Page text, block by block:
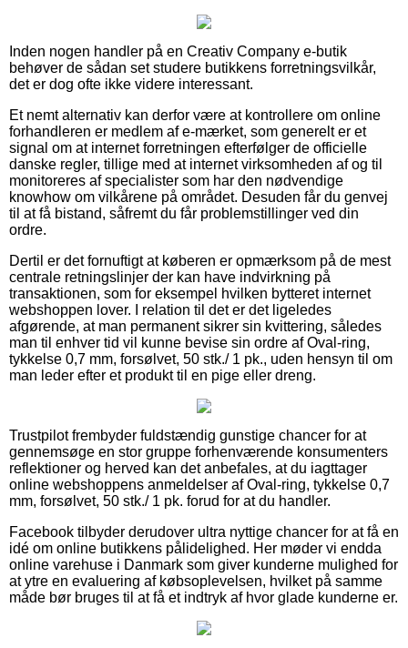
Inden nogen handler på en Creativ Company e-butik
behøver de sådan set studere butikkens forretningsvilkår,
det er dog ofte ikke videre interessant.
Et nemt alternativ kan derfor være at kontrollere om online
forhandleren er medlem af e-mærket, som generelt er et
signal om at internet forretningen efterfølger de officielle
danske regler, tillige med at internet virksomheden af og til
monitoreres af specialister som har den nødvendige
knowhow om vilkårene på området. Desuden får du genvej
til at få bistand, såfremt du får problemstillinger ved din
ordre.
Dertil er det fornuftigt at køberen er opmærksom på de mest
centrale retningslinjer der kan have indvirkning på
transaktionen, som for eksempel hvilken bytteret internet
webshoppen lover. I relation til det er det ligeledes
afgørende, at man permanent sikrer sin kvittering, således
man til enhver tid vil kunne bevise sin ordre af Oval-ring,
tykkelse 0,7 mm, forsølvet, 50 stk./ 1 pk., uden hensyn til om
man leder efter et produkt til en pige eller dreng.
Trustpilot frembyder fuldstændig gunstige chancer for at
gennemsøge en stor gruppe forhenværende konsumenters
reflektioner og herved kan det anbefales, at du iagttager
online webshoppens anmeldelser af Oval-ring, tykkelse 0,7
mm, forsølvet, 50 stk./ 1 pk. forud for at du handler.
Facebook tilbyder derudover ultra nyttige chancer for at få en
idé om online butikkens pålidelighed. Her møder vi endda
online varehuse i Danmark som giver kunderne mulighed for
at ytre en evaluering af købsoplevelsen, hvilket på samme
måde bør bruges til at få et indtryk af hvor glade kunderne er.